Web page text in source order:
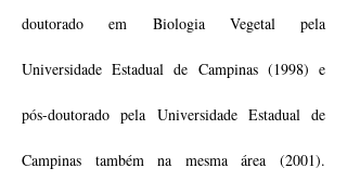
doutorado em Biologia Vegetal pela
Universidade Estadual de Campinas (1998) e
pós-doutorado pela Universidade Estadual de
Campinas também na mesma área (2001).